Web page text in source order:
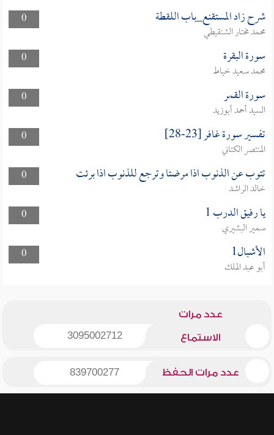
0 شرح زاد المستقنع_باب اللقطة
محمد مختار الشنقيطي
0
سورة البقرة
محمد سعيد خياط
0
سورة القمر
السيد أحمد أبوزيد
0
تفسير سورة غافر [23-28]
المنتصر الكتاني
0
تتوب عن الذنوب اذا مرضتا وترجع للذنوب اذا برئت
خالد الراشد
0
يا رفيق الدرب 1
سمير البشيري
0
الأشبال1
أبو عبد الملك
عدد مرات
الاستماع 3095002712
عدد مرات الحفظ 839700277